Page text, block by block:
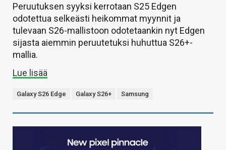
Peruutuksen syyksi kerrotaan S25 Edgen
odotettua selkeästi heikommat myynnit ja
tulevaan S26-mallistoon odotetaankin nyt Edgen
sijasta aiemmin peruutetuksi huhuttua S26+-
mallia.
Lue lisää
Galaxy S26 Edge Galaxy S26+ Samsung